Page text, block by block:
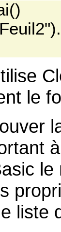
le
liste